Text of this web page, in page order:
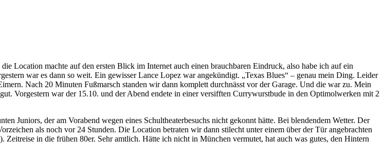
Location machte auf den ersten Blick im Internet auch einen brauchbaren Eindruck, also habe ich auf ein
war es dann so weit. Ein gewisser Lance Lopez war angekündigt. „Texas Blues“ – genau mein Ding. Leider
Nach 20 Minuten Fußmarsch standen wir dann komplett durchnässt vor der Garage. Und die war zu. Mein
Vorgestern war der 15.10. und der Abend endete in einer versifften Currywurstbude in den Optimolwerken mit 2
Juniors, der am Vorabend wegen eines Schultheaterbesuchs nicht gekonnt hätte. Bei blendendem Wetter. Der
als noch vor 24 Stunden. Die Location betraten wir dann stilecht unter einem über der Tür angebrachten
in die frühen 80er. Sehr amtlich. Hätte ich nicht in München vermutet, hat auch was gutes, den Hintern